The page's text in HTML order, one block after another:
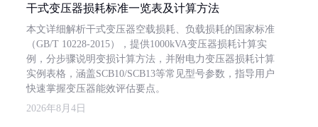
干式变压器损耗标准一览表及计算方法
本文详细解析干式变压器空载损耗、负载损耗的国家标准
（GB/T 10228-2015），提供1000kVA变压器损耗计算实
例，分步骤说明变损计算方法，并附电力变压器损耗计算
实例表格，涵盖SCB10/SCB13等常见型号参数，指导用户
快速掌握变压器能效评估要点。
2026年8月4日